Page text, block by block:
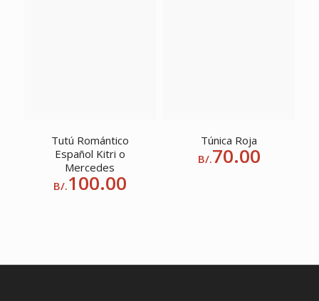
Tutú Romántico
Español Kitri o
Mercedes
B/.100.00
Túnica Roja
B/.70.00